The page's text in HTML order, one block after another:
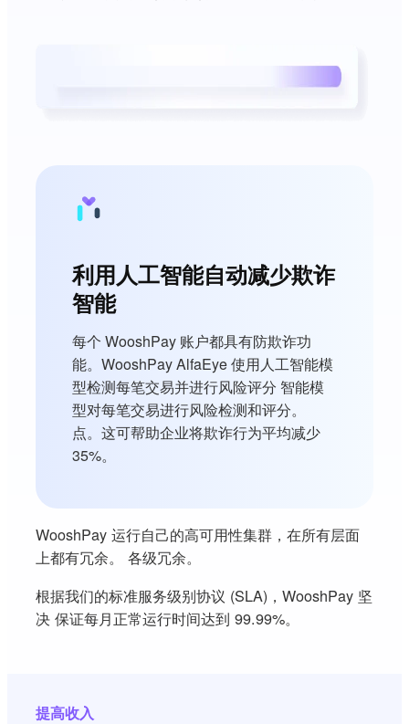
利用人工智能自动减少欺诈
智能
每个 WooshPay 账户都具有防欺诈功
能。WooshPay AlfaEye 使用人工智能模
型检测每笔交易并进行风险评分 智能模
型对每笔交易进行风险检测和评分。
点。这可帮助企业将欺诈行为平均减少
35%。
WooshPay 运行自己的高可用性集群，在所有层面
上都有冗余。 各级冗余。
根据我们的标准服务级别协议 (SLA)，WooshPay 坚
决 保证每月正常运行时间达到 99.99%。
提高收入